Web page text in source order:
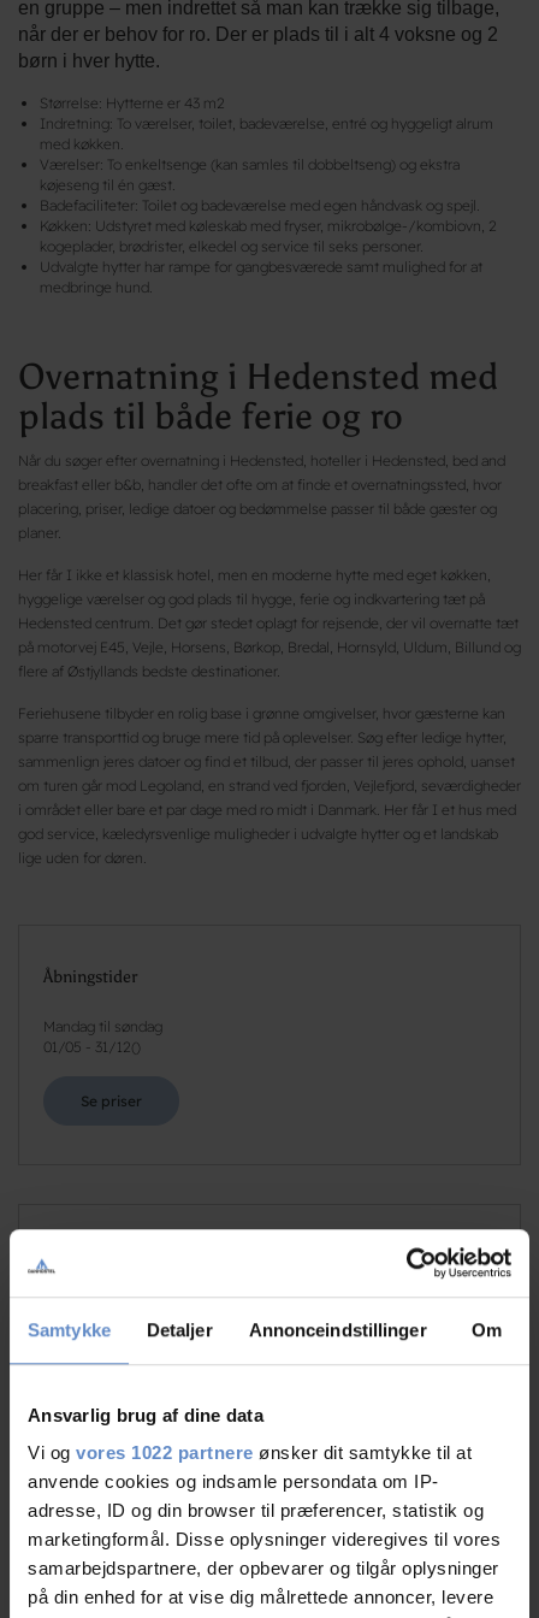
Samtykke Detaljer Annonceindstillinger Om
Ansvarlig brug af dine data
Vi og vores 1022 partnere ønsker dit samtykke til at
anvende cookies og indsamle persondata om IP-
adresse, ID og din browser til præferencer, statistik og
marketingformål. Disse oplysninger videregives til vores
samarbejdspartnere, der opbevarer og tilgår oplysninger
på din enhed for at vise dig målrettede annoncer, levere
en gruppe – men indrettet så man kan trække sig tilbage,
når der er behov for ro. Der er plads til i alt 4 voksne og 2
børn i hver hytte.
Størrelse: Hytterne er 43 m2
Indretning: To værelser, toilet, badeværelse, entré og hyggeligt alrum
med køkken.
Værelser: To enkeltsenge (kan samles til dobbeltseng) og ekstra
køjeseng til én gæst.
Badefaciliteter: Toilet og badeværelse med egen håndvask og spejl.
Køkken: Udstyret med køleskab med fryser, mikrobølge-/kombiovn, 2
kogeplader, brødrister, elkedel og service til seks personer.
Udvalgte hytter har rampe for gangbesværede samt mulighed for at
medbringe hund.
Overnatning i Hedensted med
plads til både ferie og ro
Når du søger efter overnatning i Hedensted, hoteller i Hedensted, bed and
breakfast eller b&b, handler det ofte om at finde et overnatningssted, hvor
placering, priser, ledige datoer og bedømmelse passer til både gæster og
planer.
Her får I ikke et klassisk hotel, men en moderne hytte med eget køkken,
hyggelige værelser og god plads til hygge, ferie og indkvartering tæt på
Hedensted centrum. Det gør stedet oplagt for rejsende, der vil overnatte tæt
på motorvej E45, Vejle, Horsens, Børkop, Bredal, Hornsyld, Uldum, Billund og
flere af Østjyllands bedste destinationer.
Feriehusene tilbyder en rolig base i grønne omgivelser, hvor gæsterne kan
sparre transporttid og bruge mere tid på oplevelser. Søg efter ledige hytter,
sammenlign jeres datoer og find et tilbud, der passer til jeres ophold, uanset
om turen går mod Legoland, en strand ved fjorden, Vejlefjord, seværdigheder
i området eller bare et par dage med ro midt i Danmark. Her får I et hus med
god service, kæledyrsvenlige muligheder i udvalgte hytter og et landskab
lige uden for døren.
Åbningstider
Mandag til søndag
01/05 - 31/12( )
Se priser
Info
Antal senge
Antal værelser 18
Faciliteter